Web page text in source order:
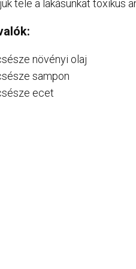
tele a lakásunkat toxikus
növényi olaj
sampon
ecet